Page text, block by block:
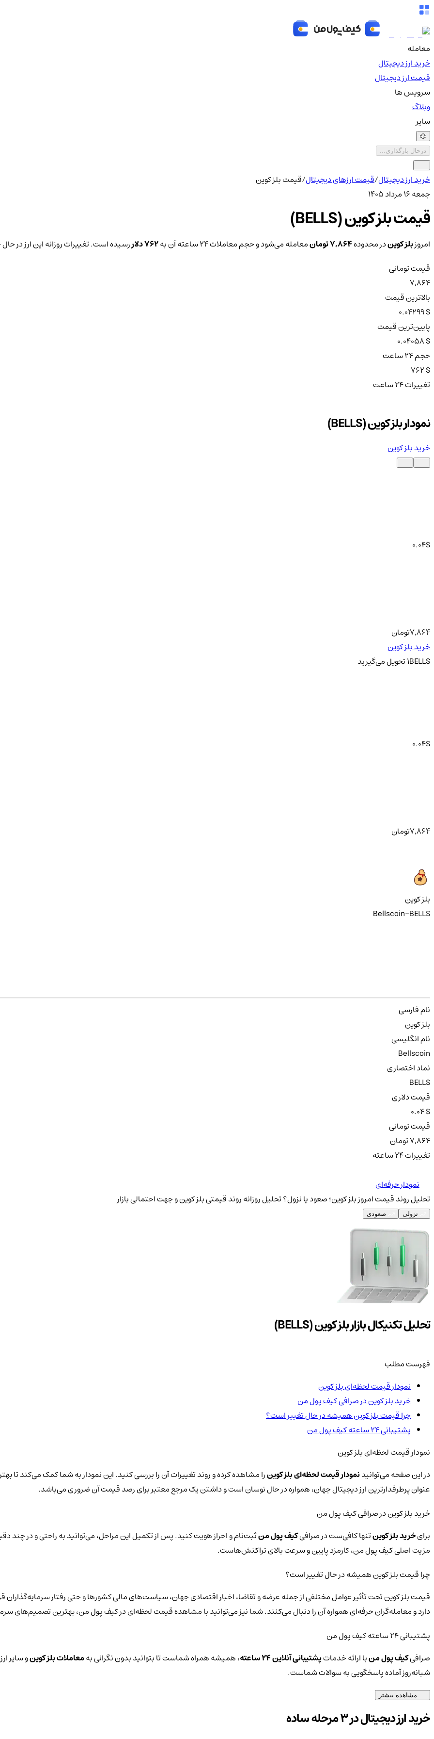
معامله
خرید ارز دیجیتال
قیمت ارز دیجیتال
سرویس ها
وبلاگ
سایر
درحال بارگذاری...
خرید ارز دیجیتال/قیمت ارزهای دیجیتال/قیمت بلز کوین
جمعه ۱۶ مرداد ۱۴۰۵
قیمت بلز کوین (BELLS)
امروزبلز کویندر محدوده7,864 تومان معامله می‌شود و حجم معاملات ۲۴ ساعته آن به 762 دلار رسیده است. تغییرات روزانه این ارز در
قیمت تومانی
7,864
بالاترین قیمت
$ 0.04299
پایین‌ترین قیمت
$ 0.04058
حجم ۲۴ ساعت
$ 762
تغییرات ۲۴ ساعت
نمودار بلز کوین (BELLS)
خرید بلز کوین
0.04$
7,864تومان
خرید بلز کوین
1BELLS تحویلمی‌گیرید
0.04$
7,864تومان
بلز کوین
Bellscoin-BELLS
نام فارسی
بلز کوین
نام انگلیسی
Bellscoin
نماد اختصاری
BELLS
قیمت دلاری
0.04 $
قیمت تومانی
7,864 تومان
تغییرات ۲۴ ساعته
نمودار حرفه‌ای
تحلیل روند قیمت امروز بلز کوین؛ صعود یا نزول؟تحلیل روزانه روند قیمتی بلز کوین و جهت احتمالی بازار
نزولی صعودی
تحلیل تکنیکال بازار بلز کوین (BELLS)
فهرست مطلب
نمودار قیمت لحظه‌ای بلز کوین
خرید بلز کوین در صرافی کیف پول من
چرا قیمت بلز کوین همیشه در حال تغییر است؟
پشتیبانی ۲۴ ساعته کیف پول من
نمودار قیمت لحظه‌ای بلز کوین
در این صفحه می‌توانیدنمودار قیمت لحظه‌ای بلز کوینرا مشاهده کرده و روند تغییرات آن را بررسی کنید. این نمودار به شما کمک می‌کند تا
عنوان پرطرفدارترین ارز دیجیتال جهان، همواره در حال نوسان است و داشتن یک مرجع معتبر برای رصد قیمت آن ضروری می‌باشد.
خرید بلز کوین در صرافی کیف پول من
برایخرید بلز کوینتنها کافی‌ست در صرافیکیف پول منثبت‌نام و احراز هویت کنید. پس از تکمیل این مراحل، می‌توانید به راحتی و در چند
مزیت اصلی کیف پول من، کارمزد پایین و سرعت بالای تراکنش‌هاست.
چرا قیمت بلز کوین همیشه در حال تغییر است؟
قیمت بلز کوین تحت تأثیر عوامل مختلفی از جمله عرضه و تقاضا، اخبار اقتصادی جهان، سیاست‌های مالی کشورها و حتی رفتار سرمایه‌گذاران
دارد و معامله‌گران حرفه‌ای همواره آن را دنبال می‌کنند. شما نیز می‌توانید با مشاهده قیمت لحظه‌ای در کیف پول من، بهترین تصمیم‌های
پشتیبانی ۲۴ ساعته کیف پول من
صرافیکیف پول منبا ارائه خدماتپشتیبانی آنلاین ۲۴ ساعته ، همیشه همراه شماست تا بتوانید بدون نگرانی بهمعاملات بلز کوینو سایر
شبانه‌روز آماده پاسخگویی به سوالات شماست.
مشاهده بیشتر
خرید ارز دیجیتال در 3 مرحله ساده